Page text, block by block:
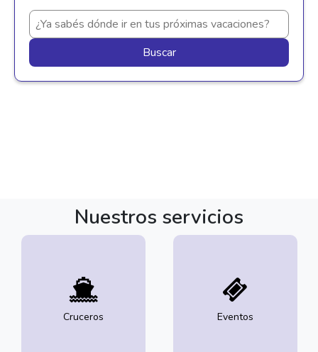
Buscar
Nuestros servicios
Cruceros Eventos